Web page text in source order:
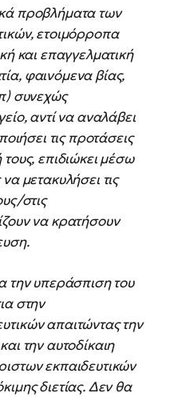
προβλήματα των
ετοιμόρροπα
και επαγγελματική
φαινόμενα βίας,
συνεχώς
αντί να αναλάβει
τις προτάσεις
επιδιώκει μέσω
μετακυλήσει τις
στις
να κρατήσουν
την υπεράσπιση του
στην
απαιτώντας την
την αυτοδίκαιη
εκπαιδευτικών
διετίας. Δεν θα